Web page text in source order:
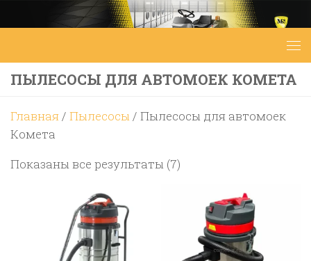
Перейти к содержимому
ПЫЛЕСОСЫ ДЛЯ АВТОМОЕК КОМЕТА
Главная/ Пылесосы/ Пылесосы для автомоек
Комета
Показаны все результаты (7)
возрастанию